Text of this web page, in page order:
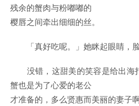
残余的蟹肉与粉嘟嘟的
樱唇之间牵出细细的丝。
「真好吃呢。」她眯起眼睛，脸
没错，这甜美的笑容是给出海
蟹也是为了心爱的老公
才准备的，多么贤惠而美丽的妻